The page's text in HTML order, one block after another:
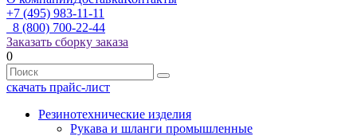
+7 (495) 983-11-11
8 (800) 700-22-44
Заказать сборку заказа
0
скачать прайс-лист
Резинотехнические изделия
Рукава и шланги промышленные